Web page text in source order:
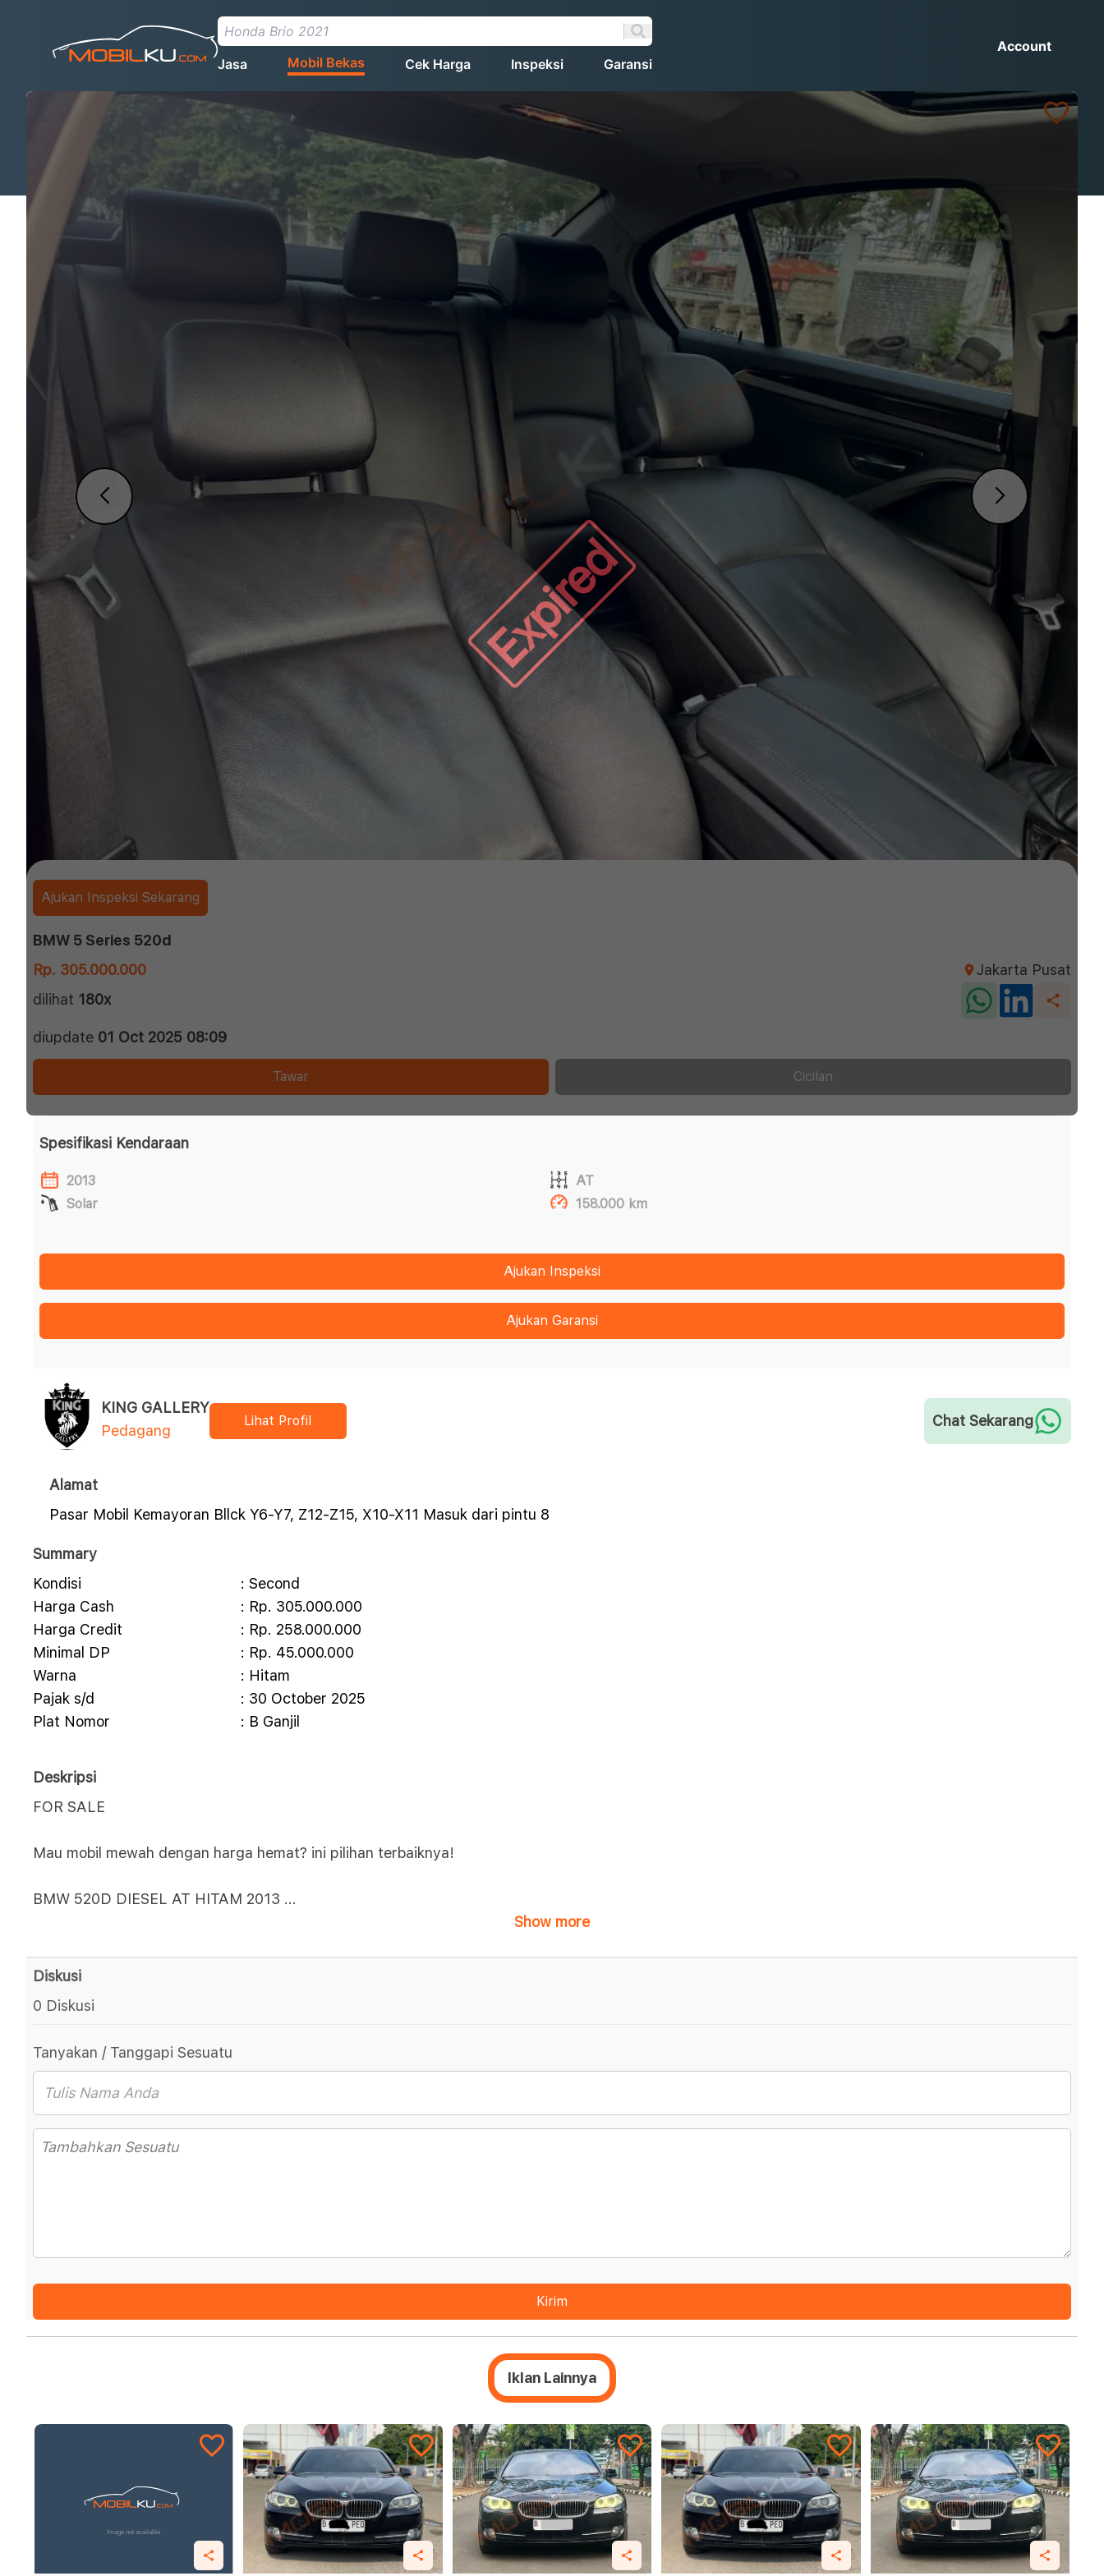
Jasa Mobil Bekas Cek Harga Inspeksi Garansi
Account
Expired
Ajukan Inspeksi Sekarang
BMW 5 Series 520d
Rp. 305.000.000
Jakarta Pusat
dilihat 180x
diupdate 01 Oct 2025 08:09
Tawar Cicilan
Spesifikasi Kendaraan
2013
AT
Solar
158.000 km
Ajukan Inspeksi
Ajukan Garansi
KING GALLERY
Pedagang
Lihat Profil Chat Sekarang
Alamat
Pasar Mobil Kemayoran Bllck Y6-Y7, Z12-Z15, X10-X11 Masuk dari pintu 8
Summary
Kondisi
: Second
Harga Cash
: Rp. 305.000.000
Harga Credit
: Rp. 258.000.000
Minimal DP
: Rp. 45.000.000
Warna
: Hitam
Pajak s/d
: 30 October 2025
Plat Nomor
: B Ganjil
Deskripsi
FOR SALE
Mau mobil mewah dengan harga hemat? ini pilihan terbaiknya!
BMW 520D DIESEL AT HITAM 2013 ...
Show more
Diskusi
0 Diskusi
Tanyakan / Tanggapi Sesuatu
Kirim
Iklan Lainnya